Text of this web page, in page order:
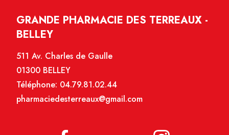
GRANDE PHARMACIE DES TERREAUX -
BELLEY
511 Av. Charles de Gaulle
01300 BELLEY
Téléphone: 04.79.81.02.44
pharmaciedesterreaux@gmail.com